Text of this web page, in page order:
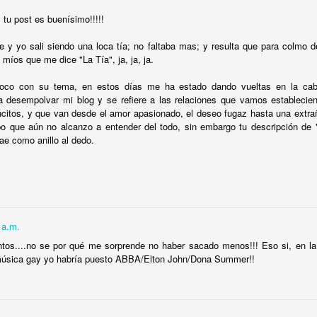
tu post es buenísimo!!!!!
y yo sali siendo una loca tía; no faltaba mas; y resulta que para colmo
que me dice "La Tía", ja, ja, ja.
con su tema, en estos días me ha estado dando vueltas en la
desempolvar mi blog y se refiere a las relaciones que vamos
y que van desde el amor apasionado, el deseo fugaz hasta una
que aún no alcanzo a entender del todo, sin embargo tu descripción
como anillo al dedo.
se por qué me sorprende no haber sacado menos!!! Eso si, en
gay yo habría puesto ABBA/Elton John/Dona Summer!!
para el ejemplo con el que abro esta entrada, encierran un fascinante
que nunca decepciona si se le dedica la atención del caso. Nótese
llevar la contabilidad de las victorias y las derrotas de hombres y mujeres
siendo (aunque menos fumado en estos últimos años) tengo muy claro
involuntariamente, suscitado el pánico de muchos hombres (cordial
que esforzarse el triple para recibir un tercio del reconocimiento que
a cualquier
los álgidos debates que se suscitan en el sofá y en las mesas del
son las cobijas y las tablas de la cama. Y, muy especialmente, en
ningún sentido para quienes no participan en ellos. Lo único que llega